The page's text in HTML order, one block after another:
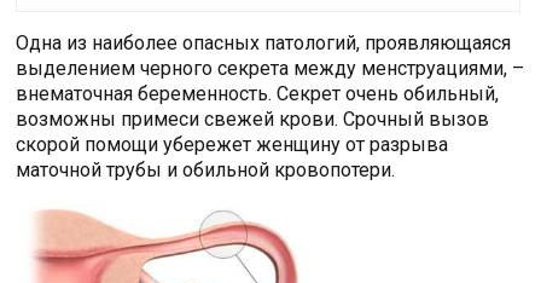
Одна из наиболее опасных патологий, проявляющаяся
выделением черного секрета между менструациями, –
внематочная беременность. Секрет очень обильный,
возможны примеси свежей крови. Срочный вызов
скорой помощи убережет женщину от разрыва
маточной трубы и обильной кровопотери.